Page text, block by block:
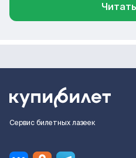
Сервис билетных лазеек